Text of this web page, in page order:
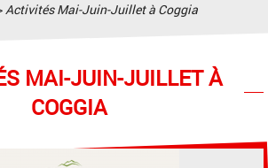
Activités Mai-Juin-Juillet à Coggia
MAI-JUIN-JUILLET À
COGGIA